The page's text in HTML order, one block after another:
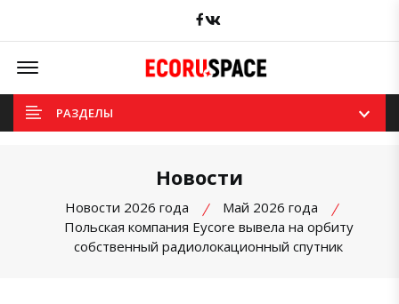
Facebook
Offcanvas Menu Open
РАЗДЕЛЫ
Новости
Новости 2026 года
Май 2026 года
Польская компания Eycore вывела на орбиту
собственный радиолокационный спутник